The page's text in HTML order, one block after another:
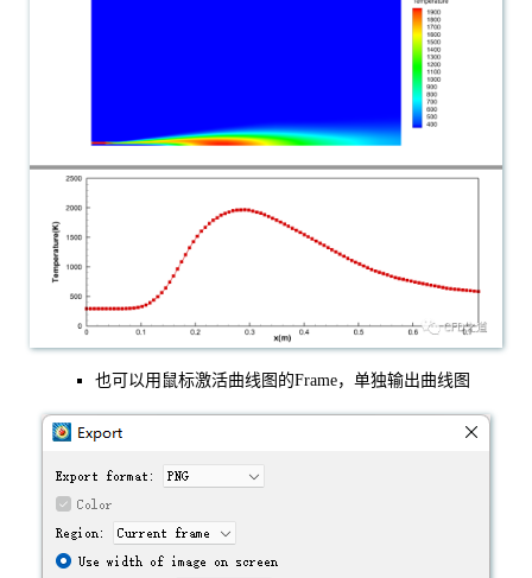
也可以用鼠标激活曲线图的Frame，单独输出曲线图